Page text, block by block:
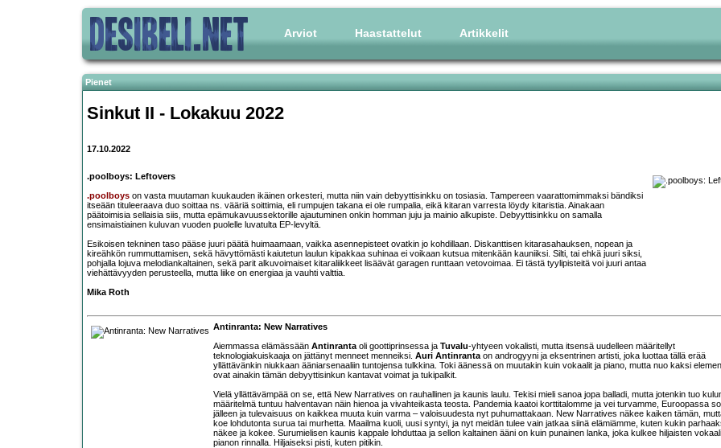
Arviot Haastattelut Artikkelit
Pienet
Sinkut II - Lokakuu 2022
17.10.2022
.poolboys: Leftovers
.poolboys on vasta muutaman kuukauden ikäinen orkesteri, mutta niin vain debyyttisinkku on tosiasia. Tampereen vaarattomimmaksi bändiksi
itseään tituleeraava duo soittaa ns. vääriä soittimia, eli rumpujen takana ei ole rumpalia, eikä kitaran varresta löydy kitaristia. Ainakaan
päätoimisia sellaisia siis, mutta epämukavuussektorille ajautuminen onkin homman juju ja mainio alkupiste. Debyyttisinkku on samalla
ensimaistiainen kuluvan vuoden puolelle luvatulta EP-levyltä.
Esikoisen tekninen taso pääse juuri päätä huimaamaan, vaikka asennepisteet ovatkin jo kohdillaan. Diskanttisen kitarasahauksen, nopean ja
kireähkön rummuttamisen, sekä hävyttömästi kaiutetun laulun kipakkaa suhinaa ei voikaan kutsua mitenkään kauniiksi. Silti, tai ehkä juuri siksi,
pohjalla lojuva melodiankaltainen, sekä parit alkuvoimaiset kitaraliikkeet lisäävät garagen runttaan vetovoimaa. Ei tästä tyylipisteitä voi juuri antaa
viehättävyyden perusteella, mutta liike on energiaa ja vauhti valttia.
Mika Roth
Antinranta: New Narratives
Aiemmassa elämässään Antinranta oli goottiprinsessa ja Tuvalu-yhtyeen vokalisti, mutta itsensä uudelleen määritellyt
teknologiakuiskaaja on jättänyt menneet menneiksi. Auri Antinranta on androgyyni ja eksentrinen artisti, joka luottaa tällä erää
yllättävänkin niukkaan ääniarsenaaliin tuntojensa tulkkina. Toki äänessä on muutakin kuin vokaalit ja piano, mutta nuo kaksi
ovat ainakin tämän debyyttisinkun kantavat voimat ja tukipalkit.
Vielä yllättävämpää on se, että New Narratives on rauhallinen ja kaunis laulu. Tekisi mieli sanoa jopa balladi, mutta jotenkin tuo
määritelmä tuntuu halventavan näin hienoa ja vivahteikasta teosta. Pandemia kaatoi korttitalomme ja vei turvamme, Euroopassa
jälleen ja tulevaisuus on kaikkea muuta kuin varma – valoisuudesta nyt puhumattakaan. New Narratives näkee kaiken tämän,
koe lohdutonta surua tai murhetta. Maailma kuoli, uusi syntyi, ja nyt meidän tulee vain jatkaa siinä elämiämme, kuten kukin
näkee ja kokee. Surumielisen kaunis kappale lohduttaa ja sellon kaltainen ääni on kuin punainen lanka, joka kulkee hiljaisten
pianon rinnalla. Hiljaiseksi pisti, kuten pitikin.